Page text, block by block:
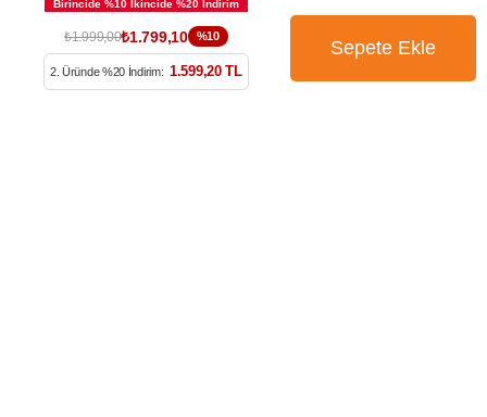
₺1.999,00₺1.799,10 %10
2. Üründe %20 İndirim: 1.599,20 TL